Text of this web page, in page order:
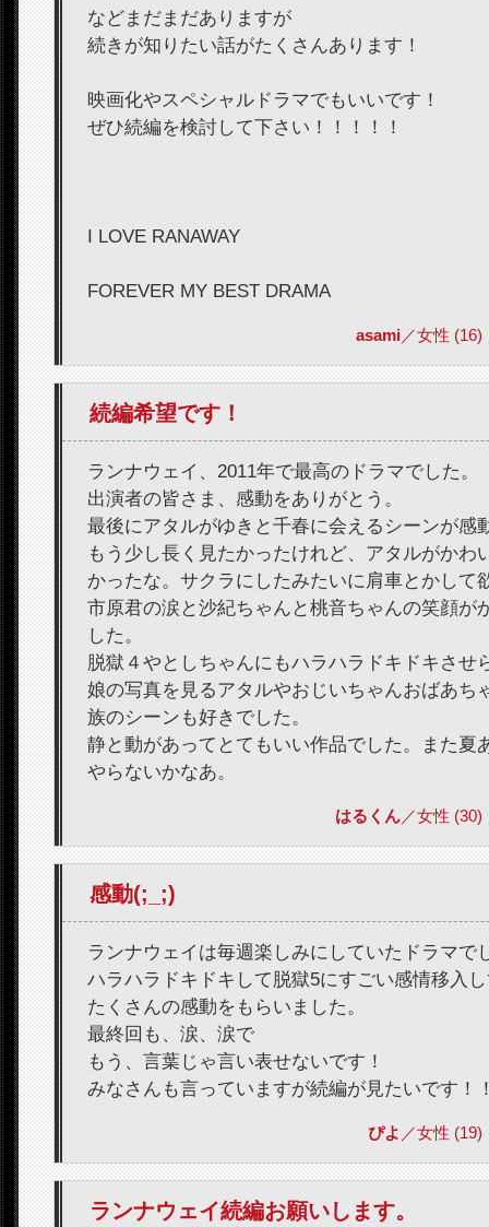
などまだまだありますが
続きが知りたい話がたくさんあります！
映画化やスペシャルドラマでもいいです！
ぜひ続編を検討して下さい！！！！！
I LOVE RANAWAY
FOREVER MY BEST DRAMA
asami／女性
続編希望です！
ランナウェイ、2011年で最高のドラマでした。
出演者の皆さま、感動をありがとう。
最後にアタルがゆきと千春に会えるシーンが感
もう少し長く見たかったけれど、アタルがかわ
かったな。サクラにしたみたいに肩車とかして
市原君の涙と沙紀ちゃんと桃音ちゃんの笑顔が
した。
脱獄４やとしちゃんにもハラハラドキドキさせ
娘の写真を見るアタルやおじいちゃんおばあち
族のシーンも好きでした。
静と動があってとてもいい作品でした。また夏
やらないかなあ。
はるくん／女性
感動(;_;)
ランナウェイは毎週楽しみにしていたドラマで
ハラハラドキドキして脱獄5にすごい感情移入
たくさんの感動をもらいました。
最終回も、涙、涙で
もう、言葉じゃ言い表せないです！
みなさんも言っていますが続編が見たいです！
ぴよ ／女性
ランナウェイ続編お願いします。